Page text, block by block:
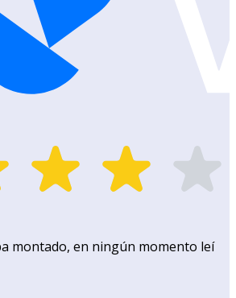
montado, en ningún momento leí